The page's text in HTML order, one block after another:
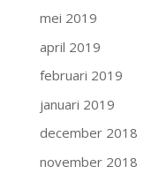
mei 2019
april 2019
februari 2019
januari 2019
december 2018
november 2018